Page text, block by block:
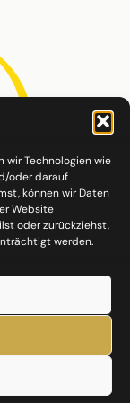
wir Technologien wie
oder darauf
können wir Daten
Website
oder zurückziehst,
werden.
(EU)